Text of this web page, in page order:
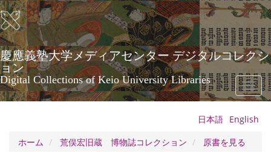
メ
イ
ン
コ
ン
テ
ン
ツ
に
慶應義塾大学メディアセンター デジタルコレクシ
ョン
Digital Collections of Keio University Libraries
Toggle
日本語 English
ホーム
荒俣宏旧蔵 博物誌コレクション 原書を見る